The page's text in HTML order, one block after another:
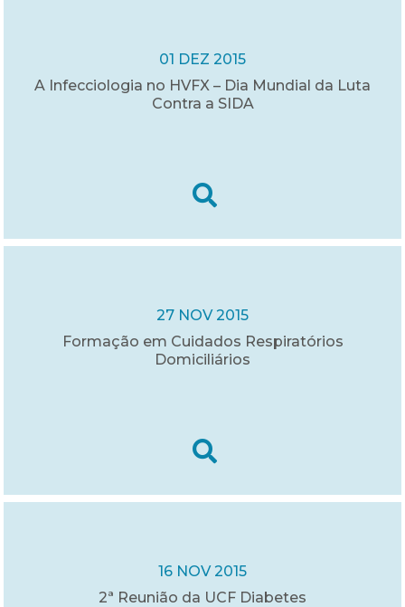
01 DEZ 2015
A Infecciologia no HVFX – Dia Mundial da Luta
Contra a SIDA
27 NOV 2015
Formação em Cuidados Respiratórios
Domiciliários
16 NOV 2015
2ª Reunião da UCF Diabetes